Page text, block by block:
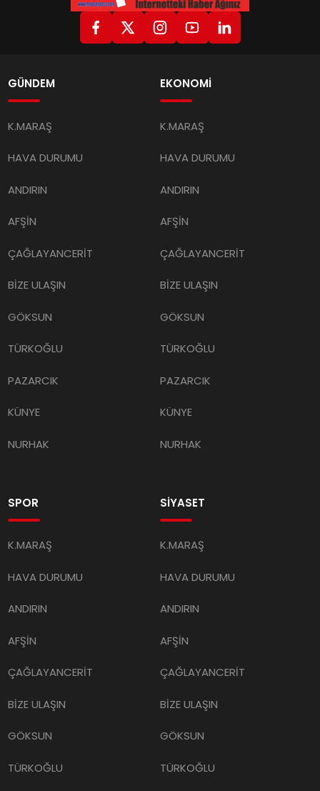
GÜNDEM
K.MARAŞ
HAVA DURUMU
ANDIRIN
AFŞİN
ÇAĞLAYANCERİT
BİZE ULAŞIN
GÖKSUN
TÜRKOĞLU
PAZARCIK
KÜNYE
NURHAK
EKONOMİ
K.MARAŞ
HAVA DURUMU
ANDIRIN
AFŞİN
ÇAĞLAYANCERİT
BİZE ULAŞIN
GÖKSUN
TÜRKOĞLU
PAZARCIK
KÜNYE
NURHAK
SPOR
K.MARAŞ
HAVA DURUMU
ANDIRIN
AFŞİN
ÇAĞLAYANCERİT
BİZE ULAŞIN
GÖKSUN
TÜRKOĞLU
SİYASET
K.MARAŞ
HAVA DURUMU
ANDIRIN
AFŞİN
ÇAĞLAYANCERİT
BİZE ULAŞIN
GÖKSUN
TÜRKOĞLU